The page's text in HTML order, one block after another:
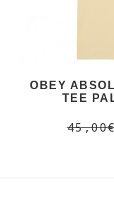
OBEY
TEE